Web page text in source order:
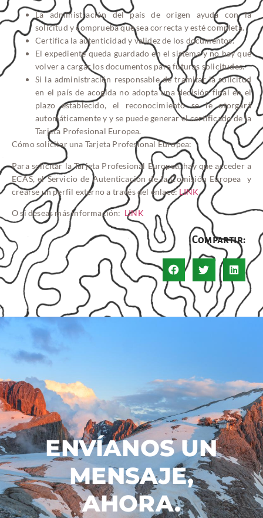
La administración del país de origen ayuda con la
solicitud y comprueba que sea correcta y esté completa.
Certifica la autenticidad y validez de los documentos.
El expediente queda guardado en el sistema y no hay que
volver a cargar los documentos para futuras solicitudes.
Si la administración responsable de tramitar la solicitud
en el país de acogida no adopta una decisión final en el
plazo establecido, el reconocimiento se le otorgará
automáticamente y y se puede generar el certificado de la
Tarjeta Profesional Europea.
Cómo solicitar una Tarjeta Profesional Europea:
Para solicitar la Tarjeta Profesional Europea, hay que acceder a
ECAS, el Servicio de Autenticación de la Comisión Europea y
crearse un perfil externo a través del enlace:LINK
O si deseas más información: LINK
Compartir:
ENVÍANOS UN
MENSAJE,
AHORA.